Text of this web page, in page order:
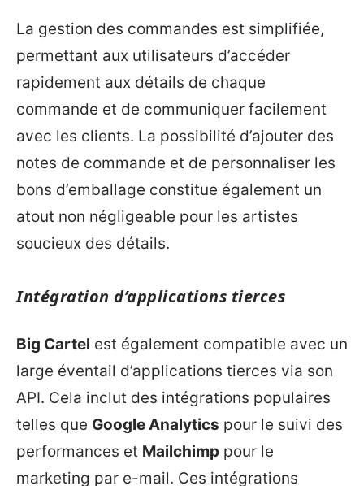
La gestion des commandes est simplifiée,
permettant aux utilisateurs d’accéder
rapidement aux détails de chaque
commande et de communiquer facilement
avec les clients. La possibilité d’ajouter des
notes de commande et de personnaliser les
bons d’emballage constitue également un
atout non négligeable pour les artistes
soucieux des détails.
Intégration d’applications tierces
Big Cartel est également compatible avec un
large éventail d’applications tierces via son
API. Cela inclut des intégrations populaires
telles que Google Analytics pour le suivi des
performances et Mailchimp pour le
marketing par e-mail. Ces intégrations